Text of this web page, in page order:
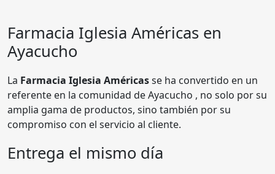
Farmacia Iglesia Américas en
Ayacucho
La Farmacia Iglesia Américasse ha convertido en un
referente en la comunidad de Ayacucho , no solo por su
amplia gama de productos, sino también por su
compromiso con el servicio al cliente.
Entrega el mismo día